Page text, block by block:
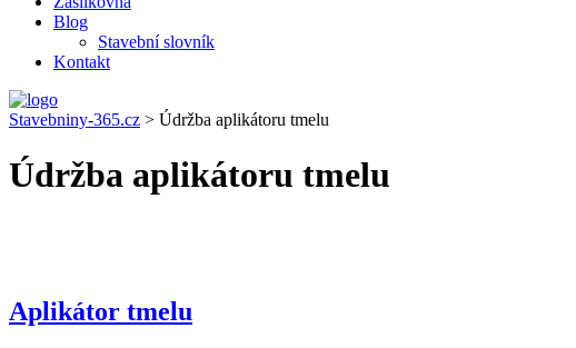
Blog
Stavební slovník
Kontakt
Stavebniny-365.cz > Údržba aplikátoru tmelu
Údržba aplikátoru tmelu
Aplikátor tmelu